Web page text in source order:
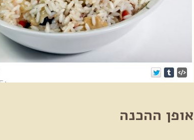
אופן ההכנה